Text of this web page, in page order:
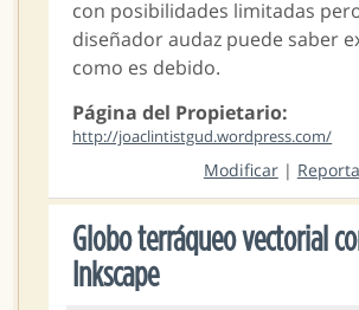
con posibilidades limitadas
diseñador audaz puede saber
como es debido.
Página del Propietario:
http://joaclintistgud.wordpress.com/
Modificar|
Globo terráqueo vectorial
Inkscape